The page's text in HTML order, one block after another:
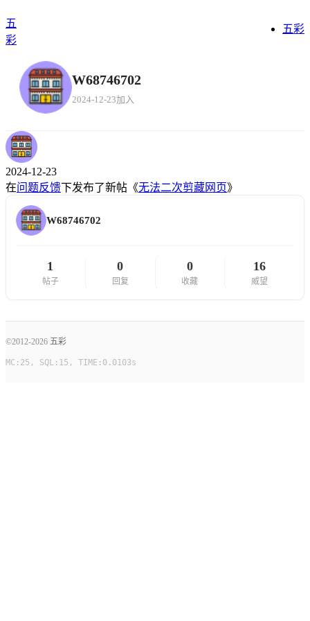
五
彩
五彩
W68746702
2024-12-23加入
2024-12-23
在问题反馈下发布了新帖《无法二次剪藏网页》
W68746702
1
帖子
0
回复
0
收藏
16
威望
©2012-2026 五彩
MC:25, SQL:15, TIME:0.0103s